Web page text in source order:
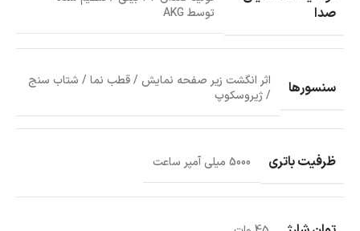
صدا
توسط AKG
سنسورها
اثر انگشت زیر صفحه نمایش / قطب نما / شتاب سنج
/ ژیروسکوپ
ظرفیت باتری 5000 میلی آمپر ساعت